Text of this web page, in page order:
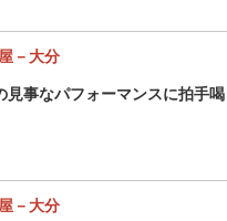
－大分
見事なパフォーマンスに拍手喝
－大分